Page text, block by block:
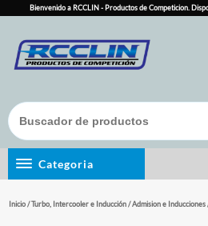
content
Bienvenido a RCCLIN - Productos de Competicion.
Categoria
Inicio/Turbo, Intercooler e Inducción/Admision e Inducciones